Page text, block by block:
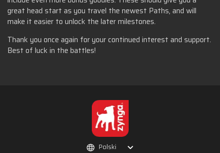
great head start as you travel the newest Paths, and will
make it easier to unlock the later milestones.
Thank you once again for your continued interest and support.
Best of luck in the battles!
Polski